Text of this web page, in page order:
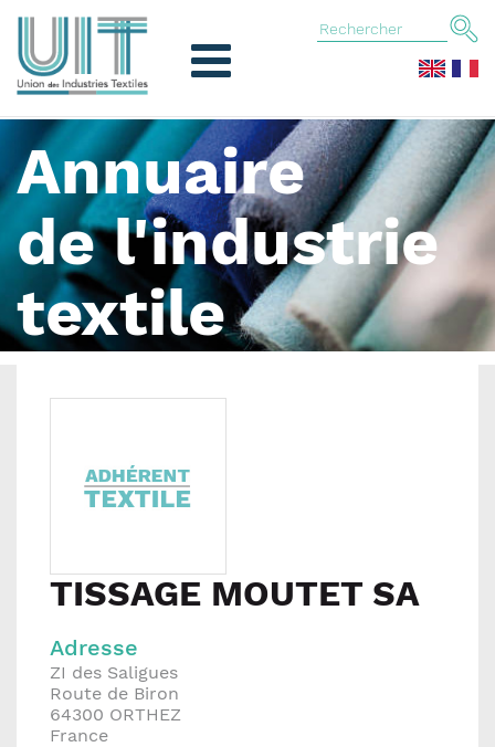
Annuaire
de l'industrie
textile
TISSAGE MOUTET SA
Adresse
ZI des Saligues
Route de Biron
64300 ORTHEZ
France